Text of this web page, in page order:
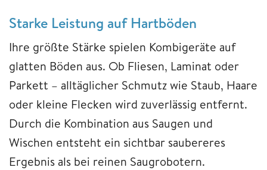
Starke Leistung auf Hartböden
Ihre größte Stärke spielen Kombigeräte auf
glatten Böden aus. Ob Fliesen, Laminat oder
Parkett – alltäglicher Schmutz wie Staub, Haare
oder kleine Flecken wird zuverlässig entfernt.
Durch die Kombination aus Saugen und
Wischen entsteht ein sichtbar saubereres
Ergebnis als bei reinen Saugrobotern.